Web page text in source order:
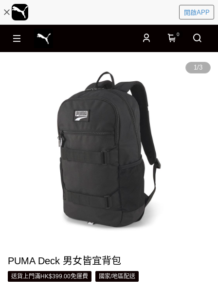
開啟APP
0
1/3
PUMA Deck 男女皆宜背包
送貨上門滿HK$399.00免運費 國家/地區配送